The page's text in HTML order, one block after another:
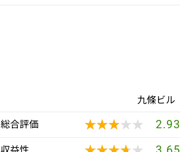
九條ビル
総合評価 ★★★★★
★★★★★ 2.93